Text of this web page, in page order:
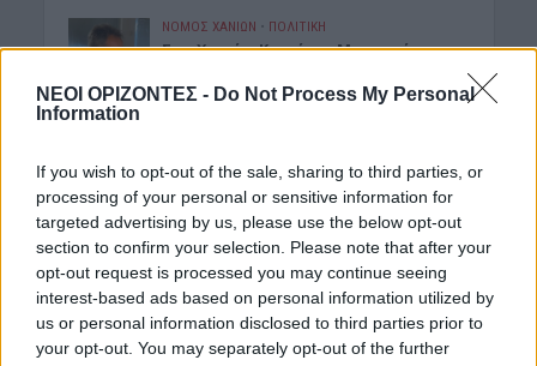
ΝΕΟΙ ΟΡΙΖΟΝΤΕΣ - Do Not Process My Personal
Information
If you wish to opt-out of the sale, sharing to third parties, or
processing of your personal or sensitive information for
targeted advertising by us, please use the below opt-out
section to confirm your selection. Please note that after your
opt-out request is processed you may continue seeing
interest-based ads based on personal information utilized by
us or personal information disclosed to third parties prior to
your opt-out. You may separately opt-out of the further
ΝΟΜΌΣ ΧΑΝΊΩΝ • ΠΟΛΙΤΙΚΗ
Στα Χανιά ο Κυριάκος Μητσοτάκης με
διακοπές (ΦΩΤΟΓΡΑΦΙΕΣ)
ΓΕΎΣΗ - ΨΥΧΑΓΩΓΊΑ • ΔΉΜΟΣ ΠΛΑΤΑΝΙΆ
Βούβες: Διήμερη γιορτή κρασιού με
Ζωιδάκη, Τζουγανάκη και δωρεάν
κρασί!
7 Αυγούστου 2026 08:08
ΑΘΛΗΤΙΚΑ
Europa League: Η Άντερλεχτ νίκησε 1-0
τον ΠΑΟΚ στην Τούμπα κι όλα θα